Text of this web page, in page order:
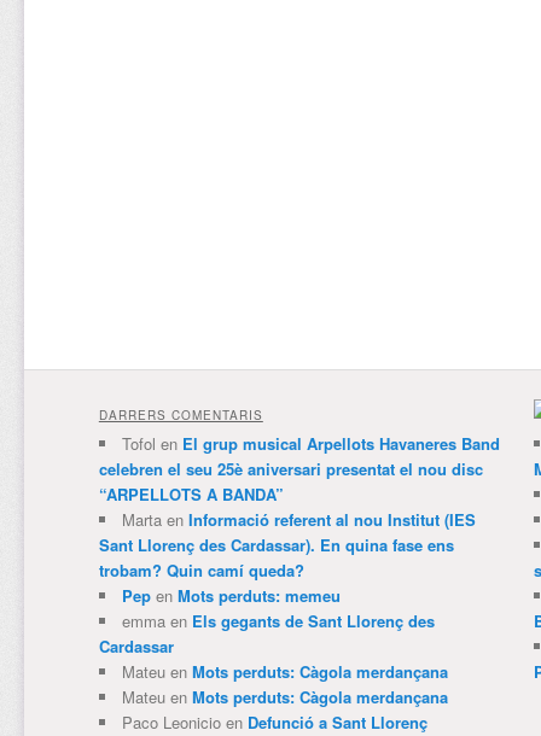
DARRERS COMENTARIS
Tofol en El grup musical Arpellots Havaneres Band
celebren el seu 25è aniversari presentat el nou disc
“ARPELLOTS A BANDA”
Martaen Informació referent al nou Institut (IES
Sant Llorenç des Cardassar). En quina fase ens
trobam? Quin camí queda?
Pepen Mots perduts: memeu
emmaen Els gegants de Sant Llorenç des
Cardassar
Mateuen Mots perduts: Càgola merdançana
Mateuen Mots perduts: Càgola merdançana
Paco Leonicioen Defunció a Sant Llorenç